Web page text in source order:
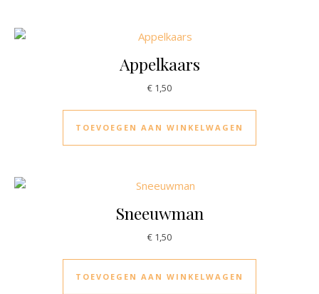
Appelkaars
€ 1,50
TOEVOEGEN AAN WINKELWAGEN
Sneeuwman
€ 1,50
TOEVOEGEN AAN WINKELWAGEN